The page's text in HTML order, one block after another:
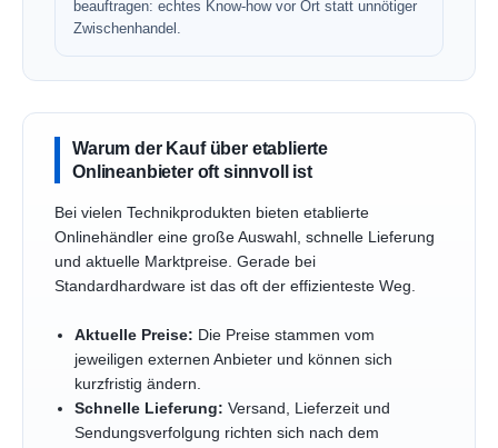
beauftragen: echtes Know-how vor Ort statt unnötiger
Zwischenhandel.
Warum der Kauf über etablierte
Onlineanbieter oft sinnvoll ist
Bei vielen Technikprodukten bieten etablierte
Onlinehändler eine große Auswahl, schnelle Lieferung
und aktuelle Marktpreise. Gerade bei
Standardhardware ist das oft der effizienteste Weg.
Aktuelle Preise: Die Preise stammen vom
jeweiligen externen Anbieter und können sich
kurzfristig ändern.
Schnelle Lieferung: Versand, Lieferzeit und
Sendungsverfolgung richten sich nach dem